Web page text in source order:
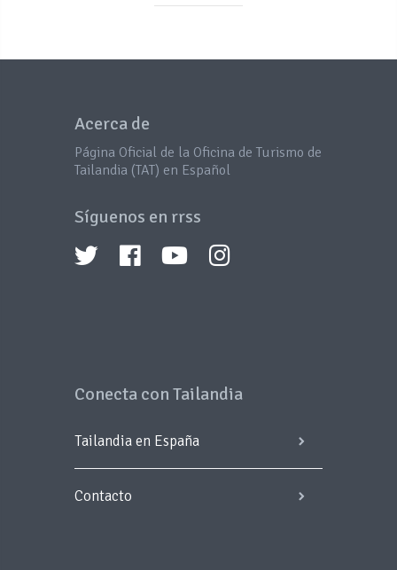
Acerca de
Página Oficial de la Oficina de Turismo de
Tailandia (TAT) en Español
Síguenos en rrss
Conecta con Tailandia
Tailandia en España
Contacto